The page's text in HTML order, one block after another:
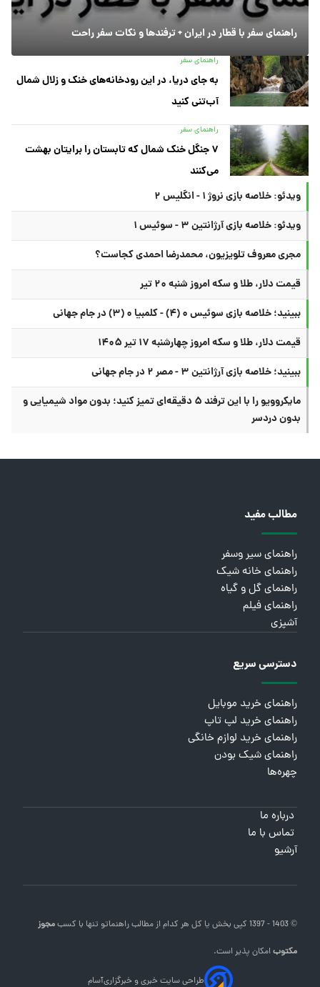
راهنمای سفر با قطار در ایران + ترفندها و نکات سفر راحت
راهنمای سفر
به جای دریا، در این رودخانه‌های خنک و زلال شمال
آب‌تنی کنید
راهنمای سفر
۷ جنگل خنک شمال که تابستان را برایتان بهشت
می‌کنند
ویدئو: خلاصه بازی نروژ ۱ - انگلیس ۲
ویدئو: خلاصه بازی آرژانتین ۳ - سوئیس ۱
مجری معروف تلویزیون، محمدرضا احمدی کجاست؟
قیمت دلار، طلا و سکه امروز شنبه ۲۰ تیر
ببینید؛ خلاصه بازی سوئیس ۰ (۴) - کلمبیا ۰ (۳) در جام جهانی
قیمت دلار، طلا و سکه امروز چهارشنبه ۱۷ تیر ۱۴۰۵
ببینید؛ خلاصه بازی آرژانتین ۳ - مصر ۲ در جام جهانی
مایکروویو را با این ترفند ۵ دقیقه‌ای تمیز کنید؛ بدون مواد شیمیایی و
بدون دردسر
مطالب مفید
راهنمای سیر وسفر
راهنمای خانه شیک
راهنمای گل و گیاه
راهنمای فیلم
آشپزی
دسترسی سریع
راهنمای خرید موبایل
راهنمای خرید لپ تاپ
راهنمای خرید لوازم خانگی
راهنمای شیک بودن
چهره‌ها
درباره ما
تماس با ما
آرشیو
© 1403 - 1397 کپی بخش یا کل هر کدام از مطالب راهنماتو تنها با کسبمجوز
مکتوبامکان پذیر است.
طراحی سایت خبری و خبرگزاریآسام